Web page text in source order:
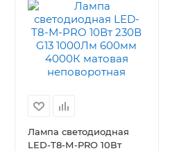
Лампа светодиодная
LED-T8-М-PRO 10Вт